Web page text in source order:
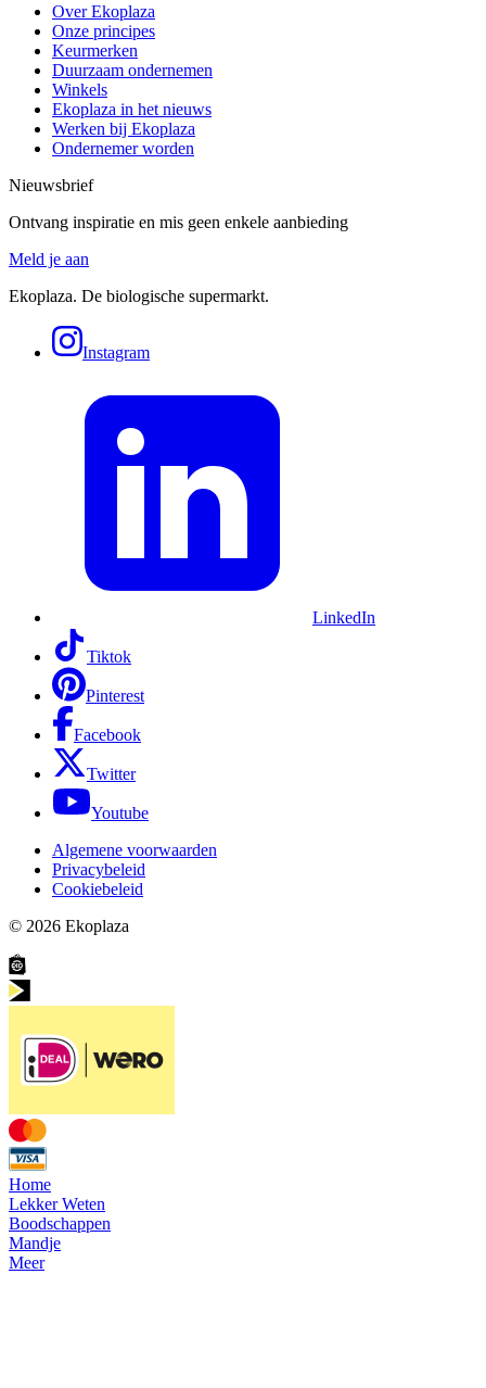
Over Ekoplaza
Onze principes
Keurmerken
Duurzaam ondernemen
Winkels
Ekoplaza in het nieuws
Werken bij Ekoplaza
Ondernemer worden
Nieuwsbrief
Ontvang inspiratie en mis geen enkele aanbieding
Meld je aan
Ekoplaza. De biologische supermarkt.
Instagram
LinkedIn
Tiktok
Pinterest
Facebook
Twitter
Youtube
Algemene voorwaarden
Privacybeleid
Cookiebeleid
© 2026 Ekoplaza
Home
Lekker Weten
Boodschappen
Mandje
Meer